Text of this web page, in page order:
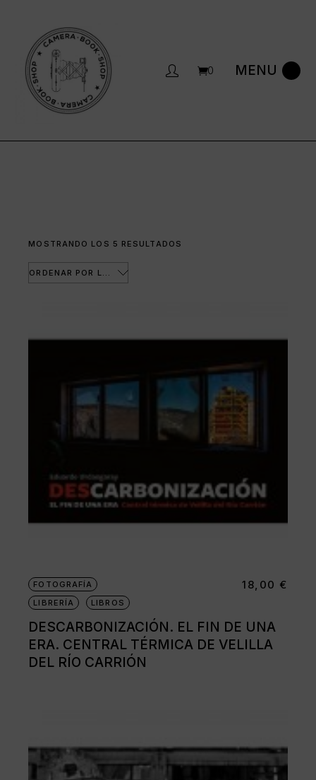
0
MOSTRANDO LOS 5 RESULTADOS
FOTOGRAFÍA
LIBRERÍA
LIBROS
DESCARBONIZACIÓN. EL FIN DE UNA
ERA. CENTRAL TÉRMICA DE VELILLA
DEL RÍO CARRIÓN
18,00 €